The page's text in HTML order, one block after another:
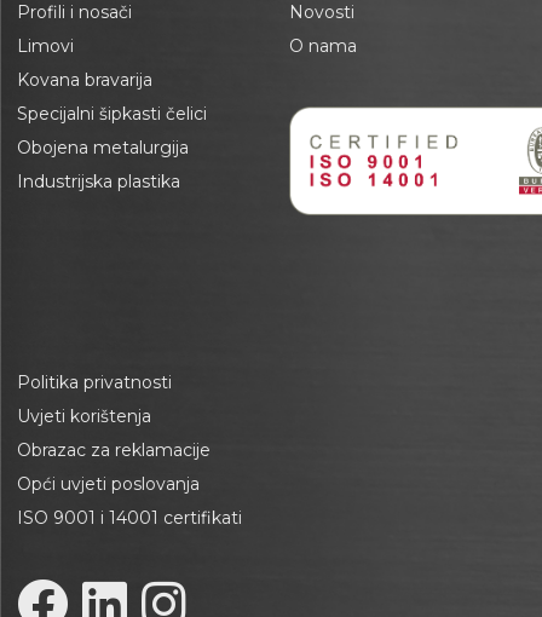
Profili i nosači
Limovi
Kovana bravarija
Specijalni šipkasti čelici
Obojena metalurgija
Industrijska plastika
Novosti
O nama
Politika privatnosti
Uvjeti korištenja
Obrazac za reklamacije
Opći uvjeti poslovanja
ISO 9001 i 14001 certifikati